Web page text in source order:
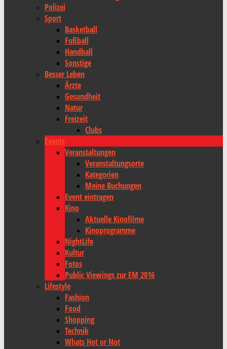
Polizei
Sport
Basketball
Fußball
Handball
Sonstige
Besser Leben
Ärzte
Gesundheit
Natur
Freizeit
Clubs
Events
Veranstaltungen
Veranstaltungsorte
Kategorien
Meine Buchungen
Event eintragen
Kino
Aktuelle Kinofilme
Kinoprogramme
NightLife
Kultur
Fotos
Public Viewings zur EM 2016
Lifestyle
Fashion
Food
Shopping
Technik
Whats Hot or Not